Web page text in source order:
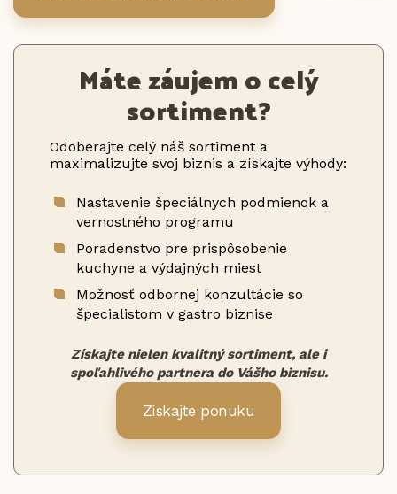
Máte záujem o celý
sortiment?
Odoberajte celý náš sortiment a
maximalizujte svoj biznis a získajte výhody:
Nastavenie špeciálnych podmienok a
vernostného programu
Poradenstvo pre prispôsobenie
kuchyne a výdajných miest
Možnosť odbornej konzultácie so
špecialistom v gastro biznise
Získajte nielen kvalitný sortiment, ale i
spoľahlivého partnera do Vášho biznisu.
Získajte ponuku